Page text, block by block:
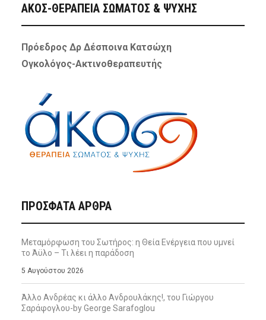
ΑΚΟΣ-ΘΕΡΑΠΕΙΑ ΣΩΜΑΤΟΣ & ΨΥΧΗΣ
Πρόεδρος Δρ Δέσποινα Κατσώχη
Ογκολόγος-Ακτινοθεραπευτής
ΠΡΌΣΦΑΤΑ ΆΡΘΡΑ
Μεταμόρφωση του Σωτήρος: η Θεία Ενέργεια που υμνεί
το Άϋλο – Τι λέει η παράδοση
5 Αυγούστου 2026
Άλλο Ανδρέας κι άλλο Ανδρουλάκης!, του Γιώργου
Σαράφογλου-by George Sarafoglou